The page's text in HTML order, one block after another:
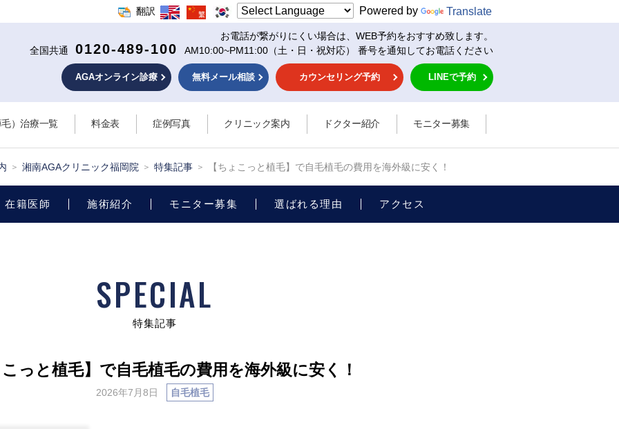
翻訳 Powered by Translate
お電話が繋がりにくい場合は、WEB予約をおすすめ致します。
全国共通
0120-489-100 AM10:00~PM11:00 （土・日・祝対応） 番号を通知してお電話ください
AGAオンライン診療 無料メール相談 カウンセリング予約 LINEで予約
）治療一覧 料金表 症例写真 クリニック案内 ドクター紹介 モニター募集
湘南AGAクリニック福岡院 特集記事 【ちょこっと植毛】で自毛植毛の費用を海外級に安く！
在籍医師 施術紹介 モニター募集 選ばれる理由 アクセス
SPECIAL
特集記事
っと植毛】で自毛植毛の費用を海外級に安く！
2026年7月8日 自毛植毛